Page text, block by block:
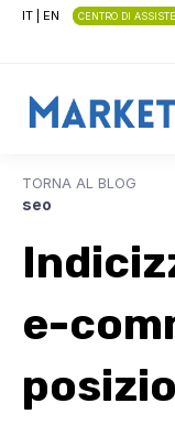
IT EN CENTRO DI
TORNA AL BLOG
seo
e-